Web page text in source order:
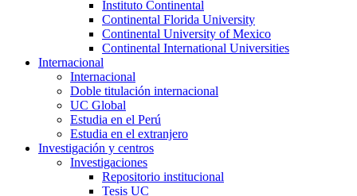
Instituto Continental
Continental Florida University
Continental University of Mexico
Continental International Universities
Internacional
Internacional
Doble titulación internacional
UC Global
Estudia en el Perú
Estudia en el extranjero
Investigación y centros
Investigaciones
Repositorio institucional
Tesis UC